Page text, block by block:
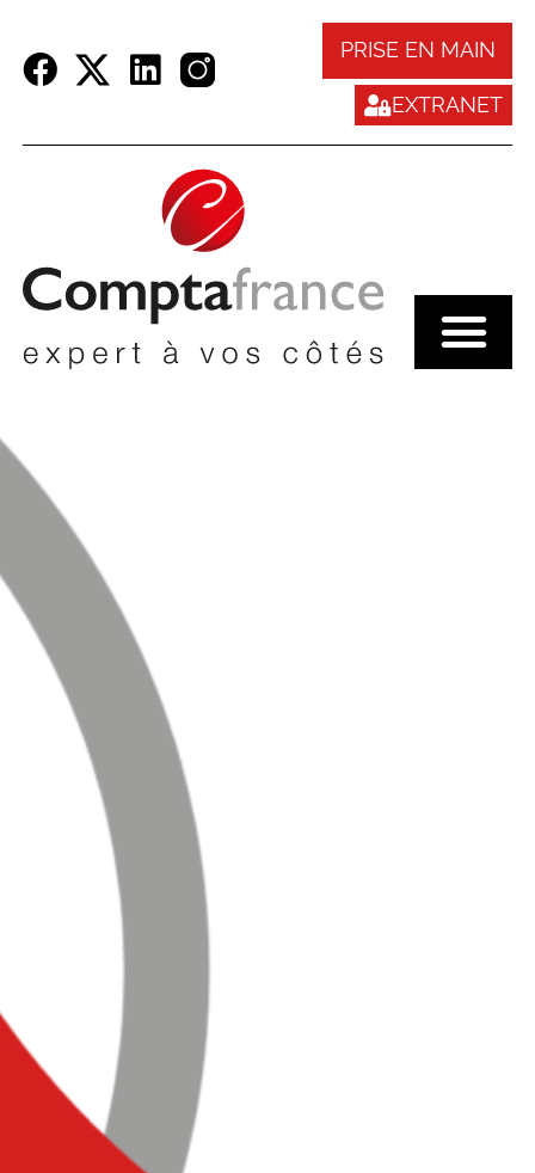
PRISE EN MAIN
EXTRANET